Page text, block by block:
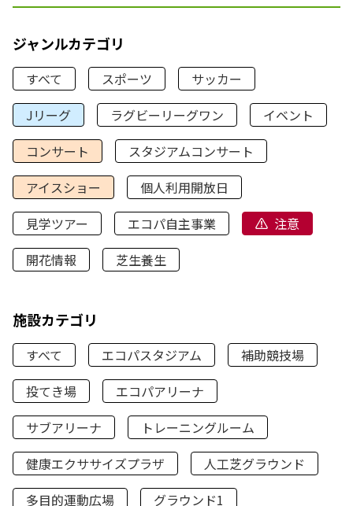
ジャンルカテゴリ
すべて スポーツ
サッカー
Jリーグ
ラグビーリーグワン
イベント
コンサート
スタジアムコンサート
アイスショー
個人利用開放日
見学ツアー
エコパ自主事業
注意
開花情報
芝生養生
施設カテゴリ
すべて エコパスタジアム
補助競技場
投てき場
エコパアリーナ
サブアリーナ
トレーニングルーム
健康エクササイズプラザ
人工芝グラウンド
多目的運動広場
グラウンド1